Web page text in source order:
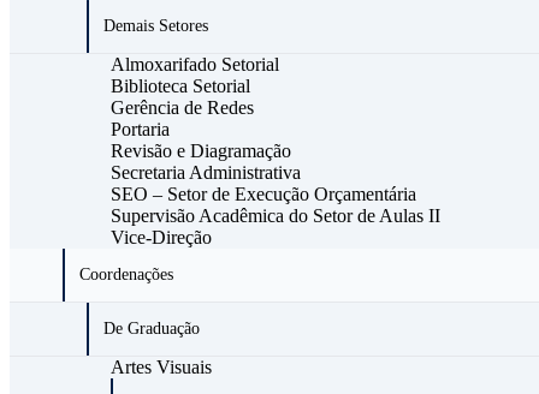
Demais Setores
Almoxarifado Setorial
Biblioteca Setorial
Gerência de Redes
Portaria
Revisão e Diagramação
Secretaria Administrativa
SEO – Setor de Execução Orçamentária
Supervisão Acadêmica do Setor de Aulas II
Vice-Direção
Coordenações
De Graduação
Artes Visuais